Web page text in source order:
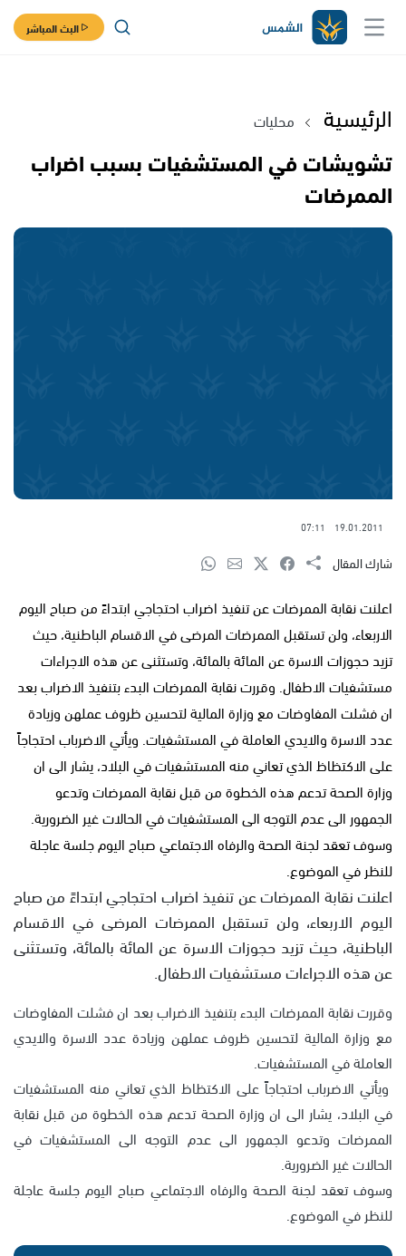
البث المباشر
الرئيسية محليات
تشويشات في المستشفيات بسبب اضراب
الممرضات
19.01.2011
07:11
شارك المقال
اعلنت نقابة الممرضات عن تنفيذ اضراب احتجاجي ابتداءً من صباح اليوم
الاربعاء، ولن تستقبل الممرضات المرضى في الاقسام الباطنية، حيث
تزيد حجوزات الاسرة عن المائة بالمائة، وتستثنى عن هذه الاجراءات
مستشفيات الاطفال. وقررت نقابة الممرضات البدء بتنفيذ الاضراب بعد
ان فشلت المفاوضات مع وزارة المالية لتحسين ظروف عملهن وزيادة
عدد الاسرة والايدي العاملة في المستشفيات. ويأتي الاضرباب احتجاجاً
على الاكتظاظ الذي تعاني منه المستشفيات في البلاد، يشار الى ان
وزارة الصحة تدعم هذه الخطوة من قبل نقابة الممرضات وتدعو
الجمهور الى عدم التوجه الى المستشفيات في الحالات غير الضرورية.
وسوف تعقد لجنة الصحة والرفاه الاجتماعي صباح اليوم جلسة عاجلة
للنظر في الموضوع.
اعلنت نقابة الممرضات عن تنفيذ اضراب احتجاجي ابتداءً من صباح
اليوم الاربعاء، ولن تستقبل الممرضات المرضى في الاقسام
الباطنية، حيث تزيد حجوزات الاسرة عن المائة بالمائة، وتستثنى
عن هذه الاجراءات مستشفيات الاطفال.
وقررت نقابة الممرضات البدء بتنفيذ الاضراب بعد ان فشلت المفاوضات
مع وزارة المالية لتحسين ظروف عملهن وزيادة عدد الاسرة والايدي
العاملة في المستشفيات.
ويأتي الاضرباب احتجاجاً على الاكتظاظ الذي تعاني منه المستشفيات
في البلاد، يشار الى ان وزارة الصحة تدعم هذه الخطوة من قبل نقابة
الممرضات وتدعو الجمهور الى عدم التوجه الى المستشفيات في
الحالات غير الضرورية.
وسوف تعقد لجنة الصحة والرفاه الاجتماعي صباح اليوم جلسة عاجلة
للنظر في الموضوع.